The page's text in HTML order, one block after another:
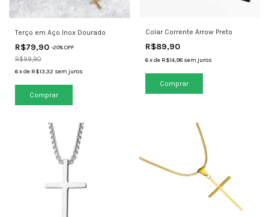
Terço em Aço Inox Dourado
R$79,90 -20% OFF
R$99,90
6xde R$13,32 sem juros
Colar Corrente Arrow Preto
R$89,90
6 xde R$14,98 sem juros